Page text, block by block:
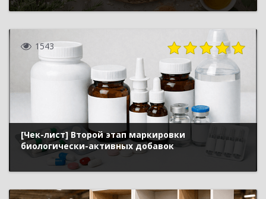
1543
[Чек-лист] Второй этап маркировки
биологически-активных добавок